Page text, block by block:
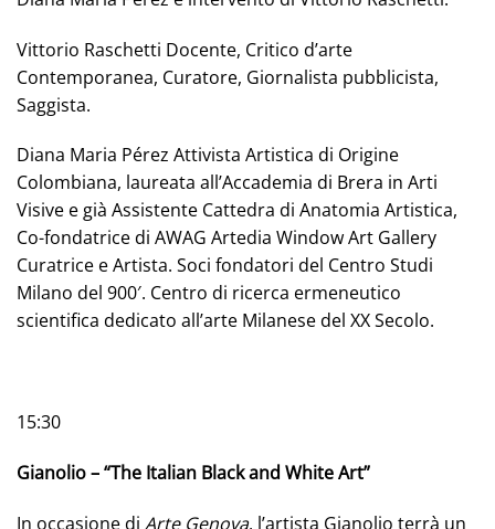
Vittorio Raschetti Docente, Critico d’arte
Contemporanea, Curatore, Giornalista pubblicista,
Saggista.
Diana Maria Pérez Attivista Artistica di Origine
Colombiana, laureata all’Accademia di Brera in Arti
Visive e già Assistente Cattedra di Anatomia Artistica,
Co-fondatrice di AWAG Artedia Window Art Gallery
Curatrice e Artista. Soci fondatori del Centro Studi
Milano del 900′. Centro di ricerca ermeneutico
scientifica dedicato all’arte Milanese del XX Secolo.
15:30
Gianolio – “The Italian Black and White Art”
In occasione di Arte Genova, l’artista Gianolio terrà un